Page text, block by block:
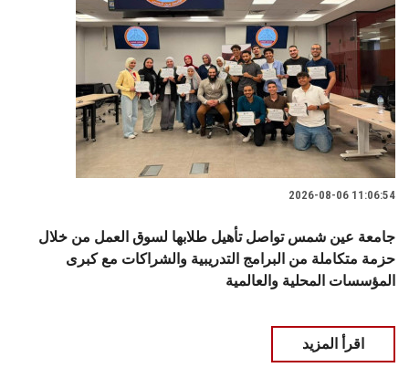
2026-08-06 11:06:54
جامعة عين شمس تواصل تأهيل طلابها لسوق العمل من خلال
حزمة متكاملة من البرامج التدريبية والشراكات مع كبرى
المؤسسات المحلية والعالمية
اقرأ المزيد